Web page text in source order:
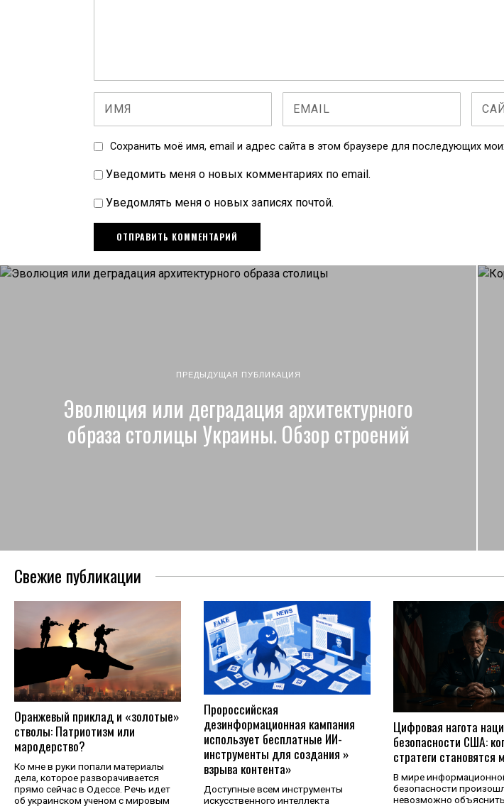
Сохранить моё имя, email и адрес сайта в этом браузере для последующих
Уведомить меня о новых комментариях по email.
Уведомлять меня о новых записях почтой.
ПРЕДЫДУЩАЯ ПУБЛИКАЦИЯ
Эволюция или деградация архитектурного
образа столицы Украины. Обзор строений
Свежие публикации
Оранжевый приклад и «золотые»
стволы: Патриотизм или
мародерство?
Ко мне в руки попали материалы
дела, которое разворачивается
прямо сейчас в Одессе. Речь идет
об украинском ученом с мировым
Пророссийская
дезинформационная кампания
использует бесплатные ИИ-
инструменты для создания »
взрыва контента»
Доступные всем инструменты
искусственного интеллекта
Цифровая нагота
безопасности США:
стратеги
В мире
безопасности
невозможно